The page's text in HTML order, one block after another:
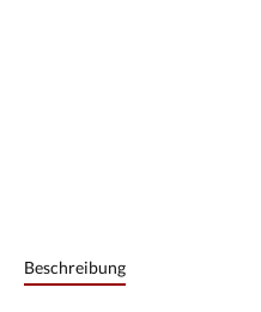
Beschreibung